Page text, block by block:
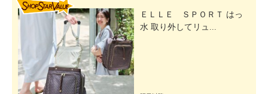
ＥＬＬＥ ＳＰＯＲＴ はっ
水 取り外してリュ...